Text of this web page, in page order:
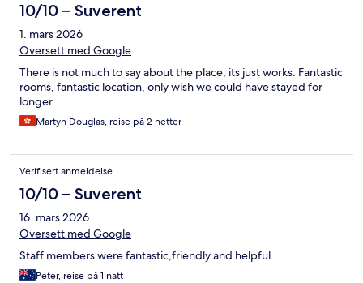
10/10 – Suverent
1. mars 2026
Oversett med Google
There is not much to say about the place, its just works. Fantastic
rooms, fantastic location, only wish we could have stayed for
longer.
Martyn Douglas, reise på 2 netter
Verifisert anmeldelse
10/10 – Suverent
16. mars 2026
Oversett med Google
Staff members were fantastic,friendly and helpful
Peter, reise på 1 natt